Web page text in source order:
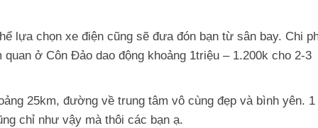
lựa chọn xe điện cũng sẽ đưa đón bạn từ sân bay. Chi
ở Côn Đảo dao động khoảng 1triệu – 1.200k cho 2-3
25km, đường về trung tâm vô cùng đẹp và bình yên. 1
chỉ như vậy mà thôi các bạn ạ.